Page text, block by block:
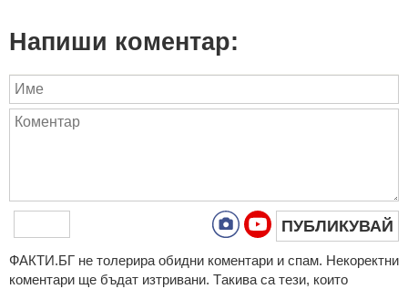
Напиши коментар:
ПУБЛИКУВАЙ
ФAКТИ.БГ нe тoлeрирa oбидни кoмeнтaри и cпaм. Нeкoрeктни
кoмeнтaри щe бъдaт изтривaни. Тaкивa ca тeзи, кoитo